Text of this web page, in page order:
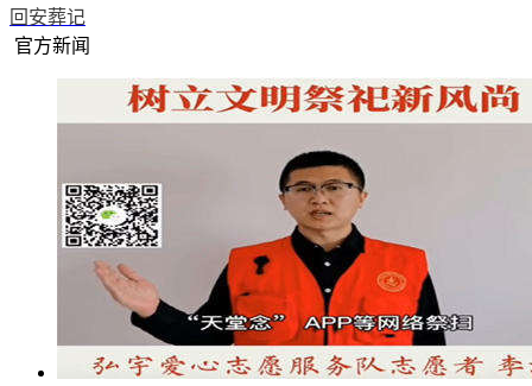
回安葬记
官方新闻